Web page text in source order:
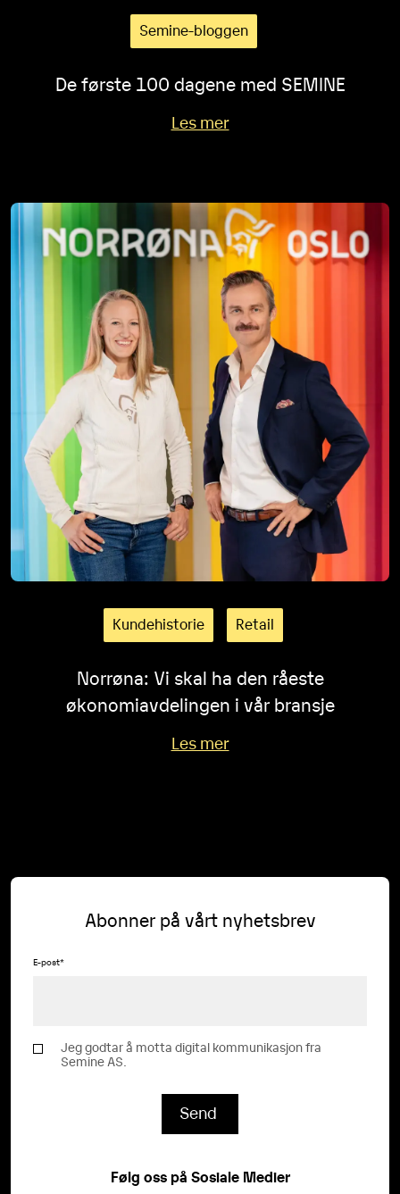
Semine-bloggen
De første 100 dagene med SEMINE
Les mer
Kundehistorie Retail
Norrøna: Vi skal ha den råeste
økonomiavdelingen i vår bransje
Les mer
Abonner på vårt nyhetsbrev
E-post*
Jeg godtar å motta digital kommunikasjon fra
Semine AS.
Følg oss på Sosiale Medier